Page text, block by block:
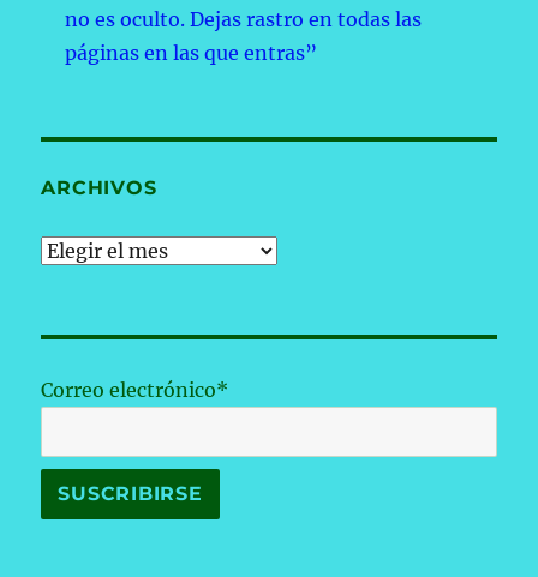
no es oculto. Dejas rastro en todas las
páginas en las que entras”
ARCHIVOS
Archivos
Correo electrónico*